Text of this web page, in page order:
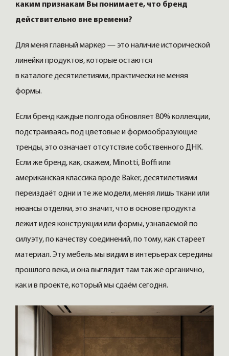
каким признакам Вы понимаете, что бренд
действительно вне времени?
Для меня главный маркер — это наличие исторической
линейки продуктов, которые остаются
в каталоге десятилетиями, практически не меняя
формы.
Если бренд каждые полгода обновляет 80% коллекции,
подстраиваясь под цветовые и формообразующие
тренды, это означает отсутствие собственного ДНК.
Если же бренд, как, скажем, Minotti, Boffi или
американская классика вроде Baker, десятилетиями
переиздаёт одни и те же модели, меняя лишь ткани или
нюансы отделки, это значит, что в основе продукта
лежит идея конструкции или формы, узнаваемой по
силуэту, по качеству соединений, по тому, как стареет
материал. Эту мебель мы видим в интерьерах середины
прошлого века, и она выглядит там так же органично,
как и в проекте, который мы сдаём сегодня.